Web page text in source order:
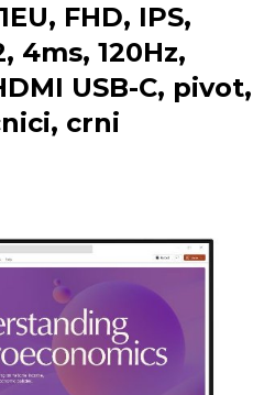
FHD, IPS,
4ms, 120Hz,
USB-C, pivot,
crni